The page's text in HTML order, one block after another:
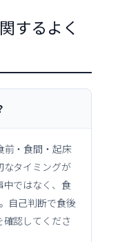
するよく
前・食間・起床
なタイミングが
中ではなく、食
自己判断で食後
確認してくださ